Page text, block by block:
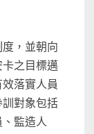
，並朝向
之目標邁
落實人員
對象包括
監造人